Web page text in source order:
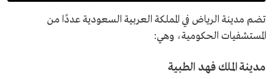
تضم مدينة الرياض في المملكة العربية السعودية عددًا من
المستشفيات الحكومية، وهي:
مدينة الملك فهد الطبية